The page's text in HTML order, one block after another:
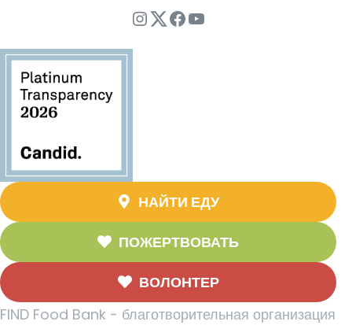
Instagram
Twitter
Facebook
YouTube
НАЙТИ ЕДУ
ПОЖЕРТВОВАТЬ
ВОЛОНТЕР
FIND Food Bank - благотворительная организация